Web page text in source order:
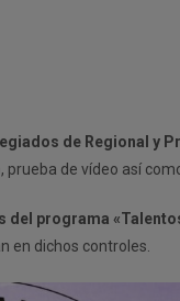
de Regional y
de vídeo así
programa
en dichos controles.